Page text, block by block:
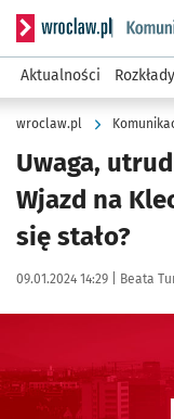
Serwis
Aktualności Rozkłady
wroclaw.pl
Uwaga,
Wjazd na
się stało?
Data publikacji:
09.01.2024 14:29 | Autor:
Beata